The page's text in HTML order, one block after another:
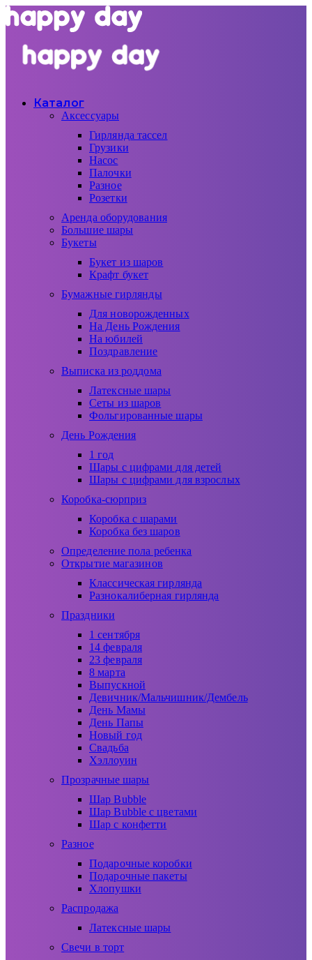
Каталог
Аксессуары
Гирлянда тассел
Грузики
Насос
Палочки
Разное
Розетки
Аренда оборудования
Большие шары
Букеты
Букет из шаров
Крафт букет
Бумажные гирлянды
Для новорожденных
На День Рождения
На юбилей
Поздравление
Выписка из роддома
Латексные шары
Сеты из шаров
Фольгированные шары
День Рождения
1 год
Шары с цифрами для детей
Шары с цифрами для взрослых
Коробка-сюрприз
Коробка с шарами
Коробка без шаров
Определение пола ребенка
Открытие магазинов
Классическая гирлянда
Разнокалиберная гирлянда
Праздники
1 сентября
14 февраля
23 февраля
8 марта
Выпускной
Девичник/Мальчишник/Дембель
День Мамы
День Папы
Новый год
Свадьба
Хэллоуин
Прозрачные шары
Шар Bubble
Шар Bubble с цветами
Шар с конфетти
Разное
Подарочные коробки
Подарочные пакеты
Хлопушки
Распродажа
Латексные шары
Свечи в торт